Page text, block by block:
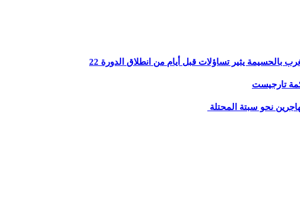
يثير تساؤلات قبل أيام من انطلاق الدورة 22
تارجيست
نحو سبتة المحتلة